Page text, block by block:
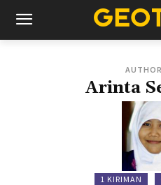
Arinta
1 KIRIMAN